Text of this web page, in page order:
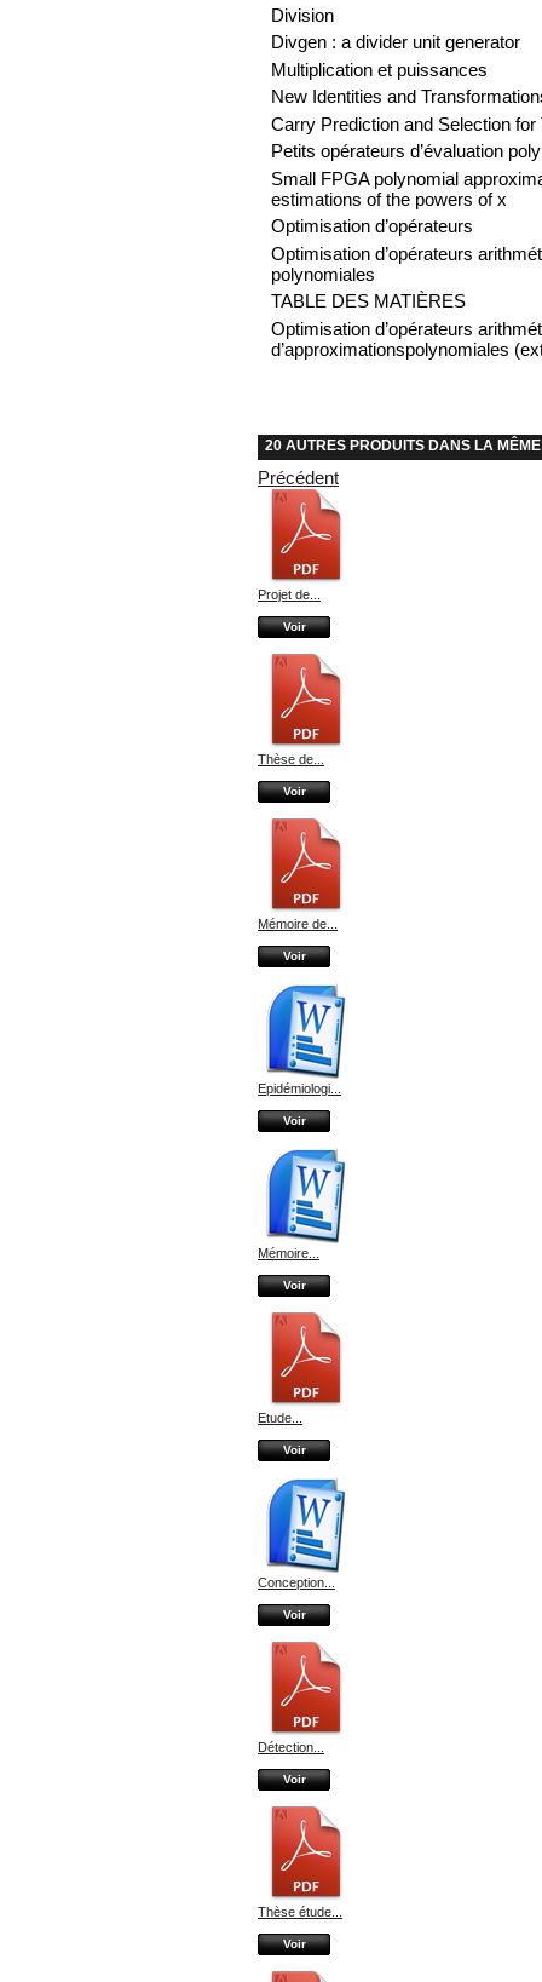
Division
Divgen : a divider unit generator
Multiplication et puissances
New Identities and
Carry Prediction and Selection
Petits opérateurs d’évaluation
Small FPGA polynomial
estimations of the powers of x
Optimisation d’opérateurs
Optimisation d’opérateurs
polynomiales
TABLE DES MATIÈRES
Optimisation d’opérateurs
d’approximationspolynomiales
20 AUTRES PRODUITS DANS LA
Précédent
Projet de...
Voir
Thèse de...
Voir
Mémoire de...
Voir
Epidémiologi...
Voir
Mémoire...
Voir
Etude...
Voir
Conception...
Voir
Détection...
Voir
Thèse étude...
Voir